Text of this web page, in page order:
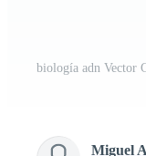
biología adn Vector
Miguel